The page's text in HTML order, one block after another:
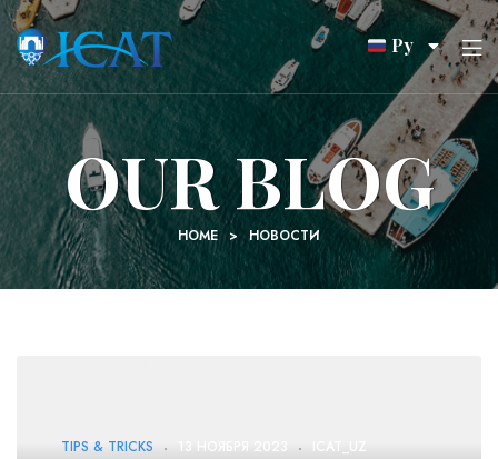
Ру
OUR BLOG
HOME > НОВОСТИ
TIPS & TRICKS 13 НОЯБРЯ 2023 ICAT_UZ